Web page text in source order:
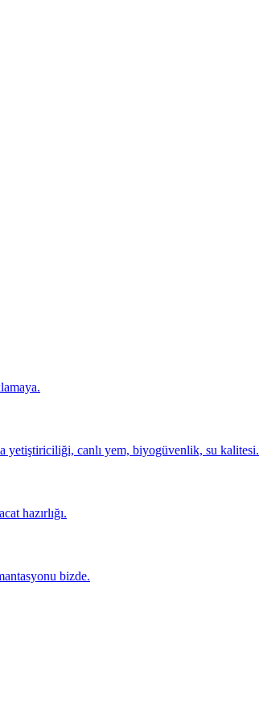
yetiştiriciliği, canlı yem, biyogüvenlik, su kalitesi.
hazırlığı.
bizde.